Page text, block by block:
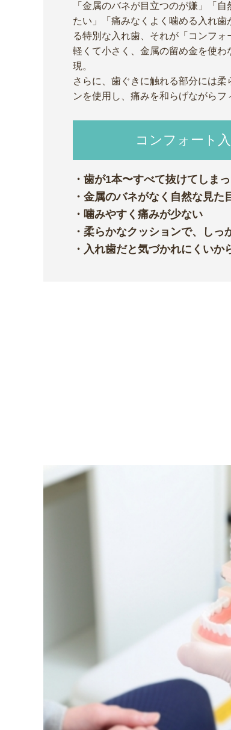
「金属のバネが目立つのが嫌」「
たい」「痛みなくよく噛める入れ歯
る特別な入れ歯、それが「コンフォ
軽くて小さく、金属の留め金を使
現。
さらに、歯ぐきに触れる部分には柔
ンを使用し、痛みを和らげながらフ
コンフォート
・歯が1本〜すべて抜けてしま
・金属のバネがなく自然な見た
・噛みやすく痛みが少ない
・柔らかなクッションで、しっ
・入れ歯だと気づかれにくいか